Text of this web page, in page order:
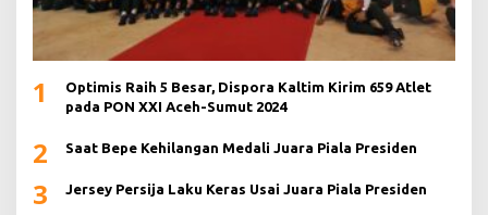
1
Optimis Raih 5 Besar, Dispora Kaltim Kirim 659 Atlet
pada PON XXI Aceh-Sumut 2024
2 Saat Bepe Kehilangan Medali Juara Piala Presiden
3 Jersey Persija Laku Keras Usai Juara Piala Presiden